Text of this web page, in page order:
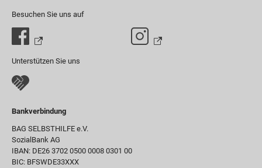
Besuchen Sie uns auf
Unterstützen Sie uns
Bankverbindung
BAG SELBSTHILFE e.V.
SozialBank AG
IBAN: DE26 3702 0500 0008 0301 00
BIC: BFSWDE33XXX